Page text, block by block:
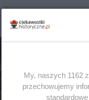
My, naszych 1162
przechowujemy